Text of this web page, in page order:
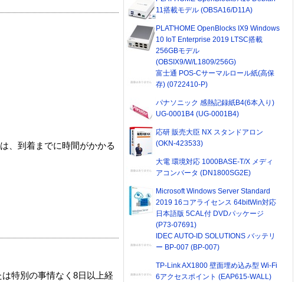
、到着までに時間がかかる
特別の事情なく8日以上経
11搭載モデル (OBSA16/D11A)
PLAT'HOME OpenBlocks IX9 Windows
10 IoT Enterprise 2019 LTSC搭載
256GBモデル
(OBSIX9/W/L1809/256G)
富士通 POS-Cサーマルロール紙(高保
存) (0722410-P)
パナソニック 感熱記録紙B4(6本入り)
UG-0001B4 (UG-0001B4)
応研 販売大臣 NX スタンドアロン
(OKN-423533)
大電 環境対応 1000BASE-T/X メディ
アコンバータ (DN1800SG2E)
Microsoft Windows Server Standard
2019 16コアライセンス 64bitWin対応
日本語版 5CAL付 DVDパッケージ
(P73-07691)
IDEC AUTO-ID SOLUTIONS バッテリ
ー BP-007 (BP-007)
TP-Link AX1800 壁面埋め込み型 Wi-Fi
6アクセスポイント (EAP615-WALL)